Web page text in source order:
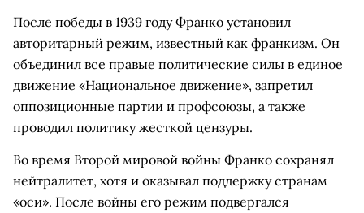
После победы в 1939 году Франко установил
авторитарный режим, известный как франкизм. Он
объединил все правые политические силы в единое
движение «Национальное движение», запретил
оппозиционные партии и профсоюзы, а также
проводил политику жесткой цензуры.
Во время Второй мировой войны Франко сохранял
нейтралитет, хотя и оказывал поддержку странам
«оси». После войны его режим подвергался